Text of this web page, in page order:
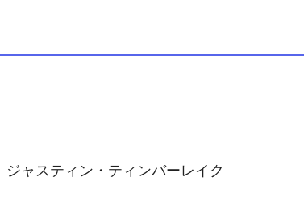
ャスティン・ティンバーレイク